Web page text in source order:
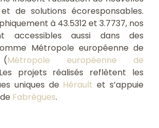
de solutions écoresponsables.
à 43.5312 et 3.7737, nos
accessibles aussi dans des
Métropole européenne de
(Métropole européenne de
projets réalisés reflètent les
uniques de Hérault et s’appuie
Fabrègues.